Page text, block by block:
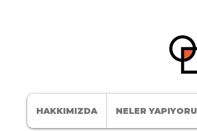
HAKKIMIZDA NELER